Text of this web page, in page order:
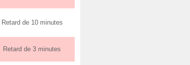
Retard de 10 minutes
Retard de 3 minutes